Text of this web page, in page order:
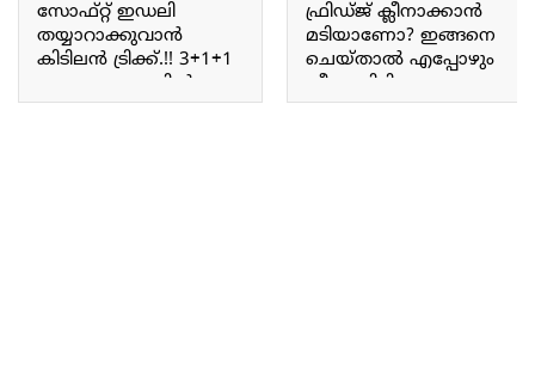
സോഫ്റ്റ് ഇഡലി
തയ്യാറാക്കുവാൻ
കിടിലൻ ട്രിക്ക്.!! 3+1+1
ഈ ഒരു അളവിൽ
ഇഡലി ഉണ്ടാക്കി
ഫ്രിഡ്ജ് ക്ലീനാക്കാൻ
മടിയാണോ? ഇങ്ങനെ
ചെയ്താൽ എപ്പോഴും
ക്ലീനായിരിക്കും; ഒരു
വർഷത്തേക്ക് ഇനി